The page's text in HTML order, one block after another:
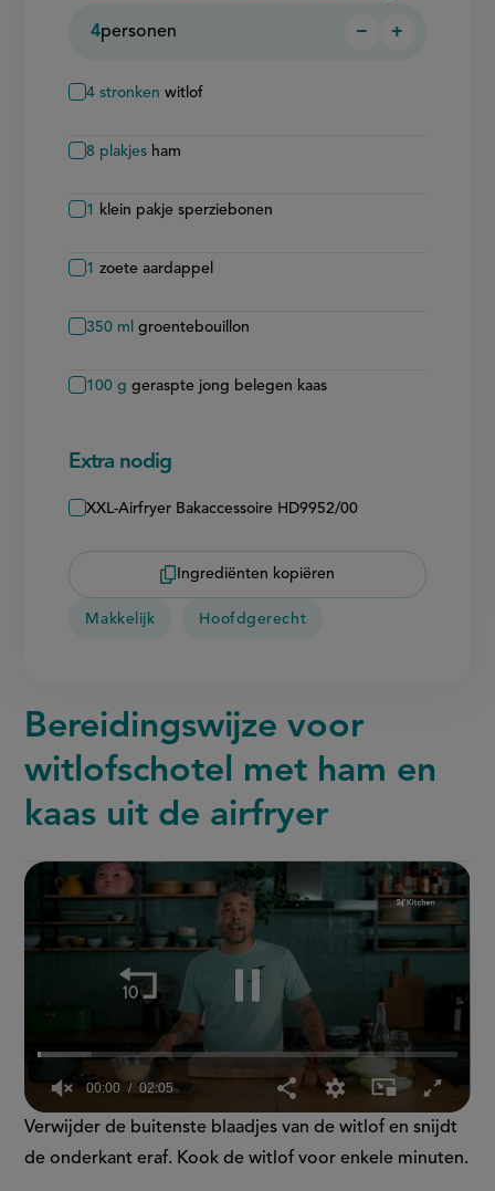
4personen
Persoon
−
Persoon
+
4 stronken witlof
8 plakjes ham
1 klein pakje sperziebonen
1 zoete aardappel
350 ml groentebouillon
100 g geraspte jong belegen kaas
Extra nodig
XXL-Airfryer Bakaccessoire HD9952/00
Ingrediënten kopiëren
Makkelijk Hoofdgerecht
Bereidingswijze voor
witlofschotel met ham en
kaas uit de airfryer
0
seconds
of
00:01 02:05
Verwijder de buitenste blaadjes van de witlof en snijdt
de onderkant eraf. Kook de witlof voor enkele minuten.